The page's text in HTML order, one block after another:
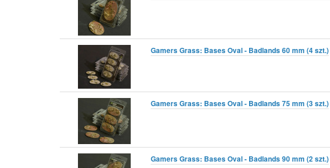
Gamers Grass: Bases Oval - Badlands 60 mm (4 szt.)
Gamers Grass: Bases Oval - Badlands 75 mm (3 szt.)
Gamers Grass: Bases Oval - Badlands 90 mm (2 szt.)